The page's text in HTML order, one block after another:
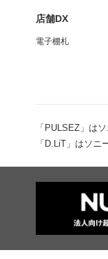
店舗DX
電子棚札
「PULSEZ」は
「D.LiT」はソニ